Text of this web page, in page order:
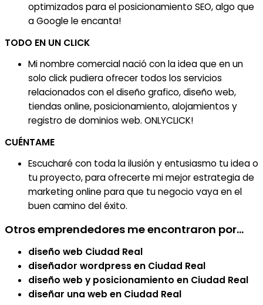
optimizados para el posicionamiento SEO, algo que
a Google le encanta!
TODO EN UN CLICK
Mi nombre comercial nació con la idea que en un
solo click pudiera ofrecer todos los servicios
relacionados con el diseño grafico, diseño web,
tiendas online, posicionamiento, alojamientos y
registro de dominios web. ONLYCLICK!
CUÉNTAME
Escucharé con toda la ilusión y entusiasmo tu idea o
tu proyecto, para ofrecerte mi mejor estrategia de
marketing online para que tu negocio vaya en el
buen camino del éxito.
Otros emprendedores me encontraron por...
diseño web Ciudad Real
diseñador wordpress en Ciudad Real
diseño web y posicionamiento en Ciudad Real
diseñar una web en Ciudad Real